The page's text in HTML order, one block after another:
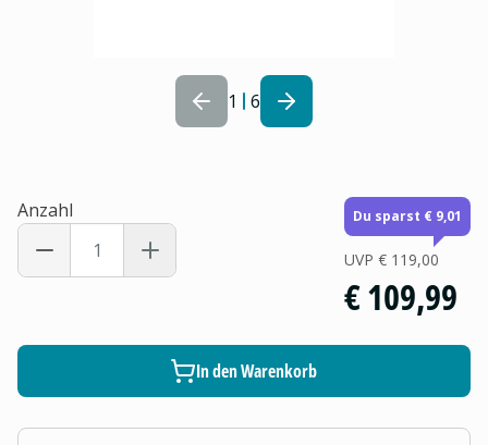
1 6
Anzahl Du sparst € 9,01
UVP € 119,00
€ 109,99
In den Warenkorb